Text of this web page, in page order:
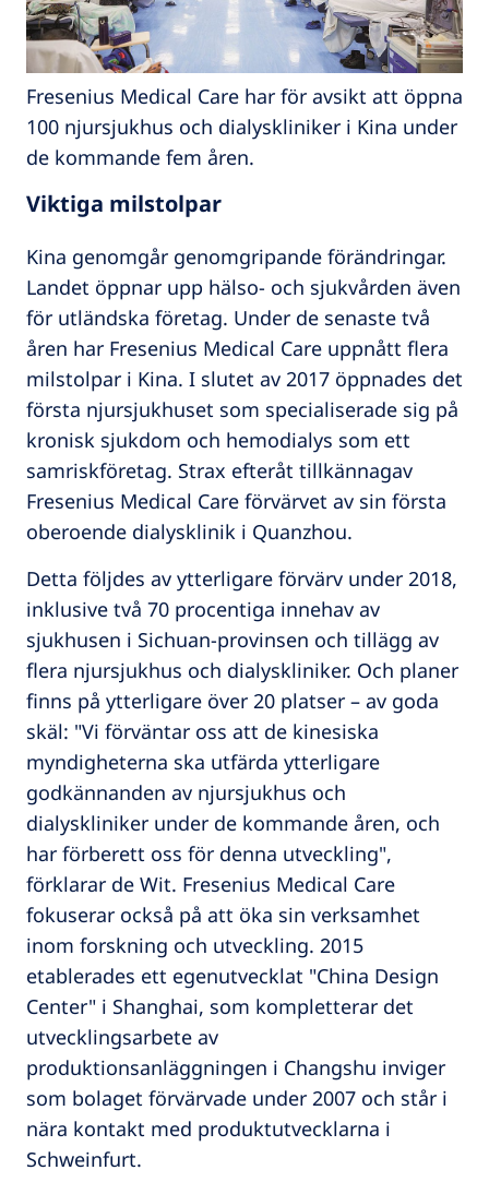
Fresenius Medical Care har för avsikt att öppna
100 njursjukhus och dialyskliniker i Kina under
de kommande fem åren.
Viktiga milstolpar
Kina genomgår genomgripande förändringar.
Landet öppnar upp hälso- och sjukvården även
för utländska företag. Under de senaste två
åren har Fresenius Medical Care uppnått flera
milstolpar i Kina. I slutet av 2017 öppnades det
första njursjukhuset som specialiserade sig på
kronisk sjukdom och hemodialys som ett
samriskföretag. Strax efteråt tillkännagav
Fresenius Medical Care förvärvet av sin första
oberoende dialysklinik i Quanzhou.
Detta följdes av ytterligare förvärv under 2018,
inklusive två 70 procentiga innehav av
sjukhusen i Sichuan-provinsen och tillägg av
flera njursjukhus och dialyskliniker. Och planer
finns på ytterligare över 20 platser – av goda
skäl: "Vi förväntar oss att de kinesiska
myndigheterna ska utfärda ytterligare
godkännanden av njursjukhus och
dialyskliniker under de kommande åren, och
har förberett oss för denna utveckling",
förklarar de Wit. Fresenius Medical Care
fokuserar också på att öka sin verksamhet
inom forskning och utveckling. 2015
etablerades ett egenutvecklat "China Design
Center" i Shanghai, som kompletterar det
utvecklingsarbete av
produktionsanläggningen i Changshu inviger
som bolaget förvärvade under 2007 och står i
nära kontakt med produktutvecklarna i
Schweinfurt.